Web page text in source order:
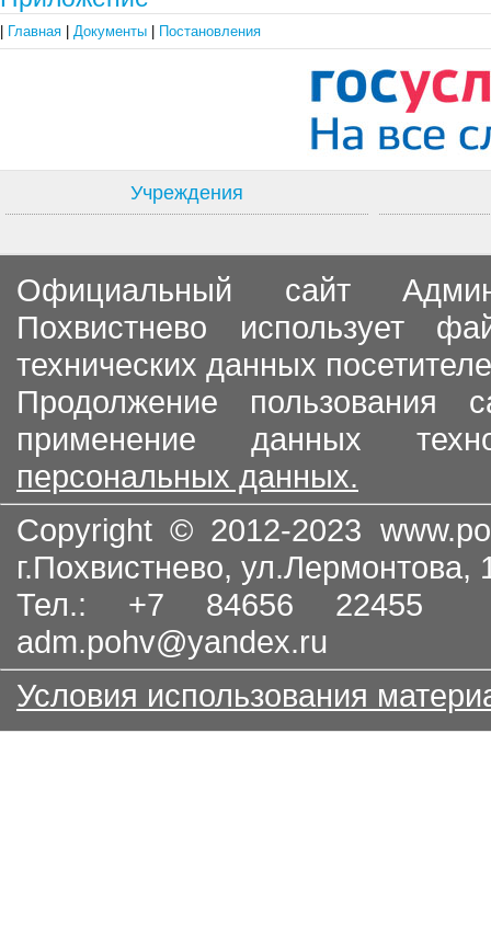
Главная Документы Постановления
Учреждения
Официальный сайт
Похвистнево использует
технических данных
Продолжение пользования
применение данных
персональных данных.
Copyright © 2012-2023
г.Похвистнево, ул.Лермонтова,
Тел.: +7 84656
adm.pohv@yandex.ru
Условия использования